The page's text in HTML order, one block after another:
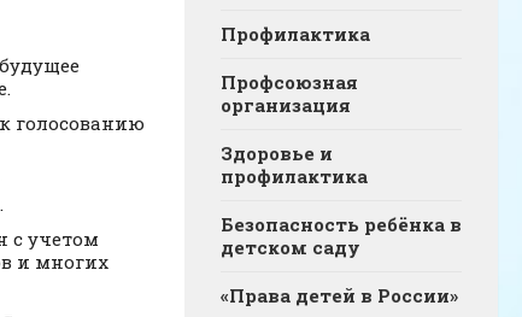
голосованию
с учетом
и многих
Профилактика
Профсоюзная
организация
Здоровье и
профилактика
Безопасность ребёнка в
детском саду
«Права детей в России»